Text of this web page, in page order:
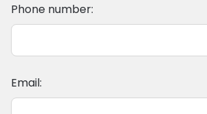
Phone number:
Email: